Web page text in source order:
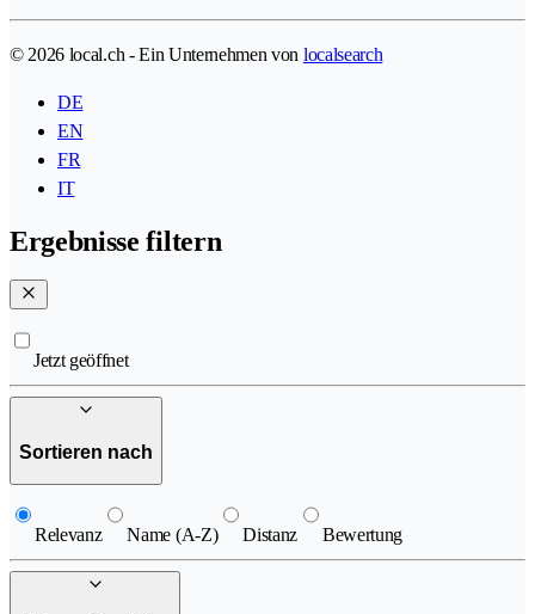
© 2026 local.ch - Ein Unternehmen von localsearch
DE
EN
FR
IT
Ergebnisse filtern
Jetzt geöffnet
Sortieren nach
Relevanz Name (A-Z) Distanz Bewertung